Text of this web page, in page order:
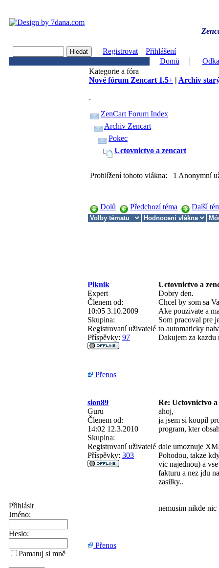
Registrovat
Přihlášení
Domů
Přihlásit
Jméno:
Heslo:
Pamatuj si mně
Kategorie a fóra
Nové fórum Zencart 1.5+ | Archiv
.
ZenCart Forum Index
Archiv Zencart
Pokec
Uctovnictvo a zencart
Prohlížení tohoto vlákna: 1 Anonymní
Dolů Předchozí téma Další
Piknik
Uctovnictvo a
Expert
Členem od:
10:05 3.10.2009
Skupina:
Registrovaní uživatelé
Příspěvky: 97
Dobry den.
Chcel by som sa
Ake pouzivate a
Som pracoval pre
to automaticky
Dakujem za kazdu
Přenos
sion89
Re: Uctovnictvo
Guru
Členem od:
14:02 12.3.2010
Skupina:
Registrovaní uživatelé
Příspěvky: 303
ahoj,
ja jsem si koupil
program, kter
dale umoznuje
Pohodou, takze
vic najednou) a
fakturu a nez jdu
zasilky..
nemusim nikde nic
Přenos